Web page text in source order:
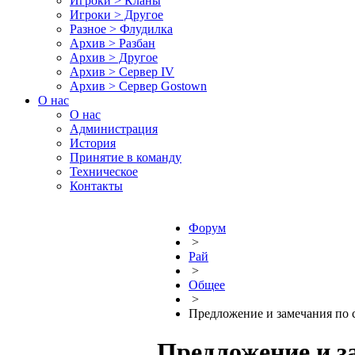
Игроки > Другое
Разное > Флудилка
Архив > Разбан
Архив > Другое
Архив > Сервер IV
Архив > Сервер Gostown
О нас
О нас
Администрация
История
Принятие в команду
Техническое
Контакты
Форум
>
Рай
>
Общее
>
Предложение и замечания по